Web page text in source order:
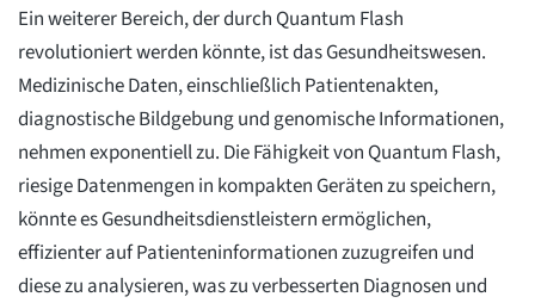
Ein weiterer Bereich, der durch Quantum Flash
revolutioniert werden könnte, ist das Gesundheitswesen.
Medizinische Daten, einschließlich Patientenakten,
diagnostische Bildgebung und genomische Informationen,
nehmen exponentiell zu. Die Fähigkeit von Quantum Flash,
riesige Datenmengen in kompakten Geräten zu speichern,
könnte es Gesundheitsdienstleistern ermöglichen,
effizienter auf Patienteninformationen zuzugreifen und
diese zu analysieren, was zu verbesserten Diagnosen und